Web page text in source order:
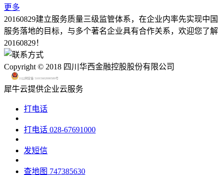
更多
20160829建立服务质量三级监管体系，在企业内率先实现中国
服务落地的目标，与多个著名企业具有合作关系，欢迎您了解
20160829！
Copyright © 2018 四川华西金融控股股份有限公司
川公网安备 51015602000580号
犀牛云提供企业云服务
打电话
打电话 028-67691000
发短信
查地图 747385630